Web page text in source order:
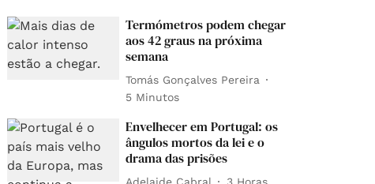
Termómetros podem chegar
aos 42 graus na próxima
semana
Tomás Gonçalves Pereira
5 Minutos
Envelhecer em Portugal: os
ângulos mortos da lei e o
drama das prisões
Adelaide Cabral 3 Horas